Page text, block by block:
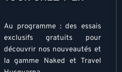
Au programme : des essais
exclusifs gratuits pour
découvrir nos nouveautés et
la gamme Naked et Travel